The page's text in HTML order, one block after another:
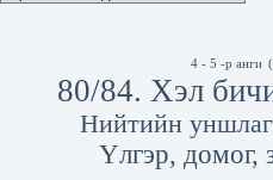
4 - 5 -р анги
80/84. Хэл
Нийтийн
Үлгэр, домог,